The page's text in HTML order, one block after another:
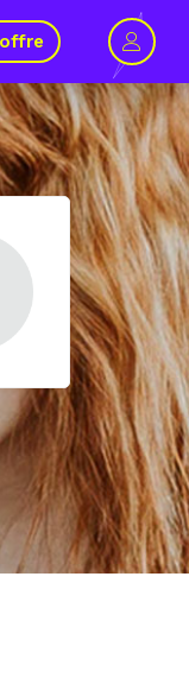
plus de mixité dans